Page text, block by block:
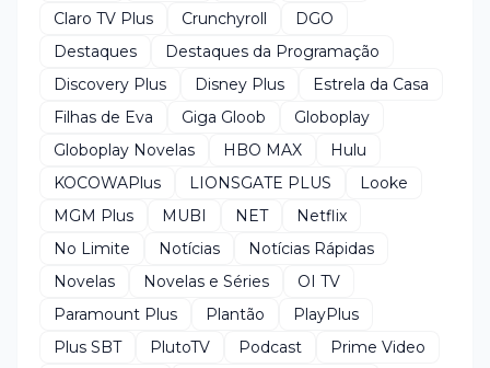
Claro TV Plus
Crunchyroll
DGO
Destaques
Destaques da Programação
Discovery Plus
Disney Plus
Estrela da Casa
Filhas de Eva
Giga Gloob
Globoplay
Globoplay Novelas
HBO MAX
Hulu
KOCOWAPlus
LIONSGATE PLUS
Looke
MGM Plus
MUBI NET
Netflix
No Limite
Notícias
Notícias Rápidas
Novelas
Novelas e Séries
OI TV
Paramount Plus
Plantão
PlayPlus
Plus SBT
PlutoTV Podcast
Prime Video